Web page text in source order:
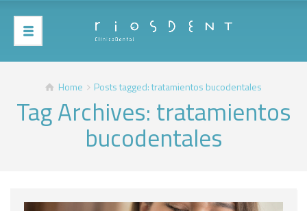
Home Posts tagged: tratamientos bucodentales
Tag Archives: tratamientos
bucodentales